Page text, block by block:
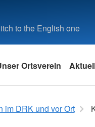
to the English one
Ortsverein
im DRK und vor Ort